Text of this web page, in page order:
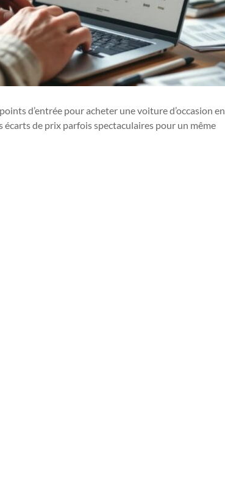
d’entrée pour acheter une voiture d’occasion en
écarts de prix parfois spectaculaires pour un même